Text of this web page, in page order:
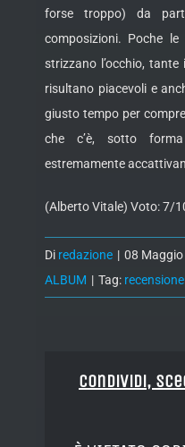
forse troppo) da
composizioni. Poche
strizzano l’occhio,
risultano piacevoli e
giusto tempo per
che c’è, sotto
estremamente
(Alberto Vitale) Voto: 7/
Di redazione | 08
ALBUM | Tag: recensione
Condividi,